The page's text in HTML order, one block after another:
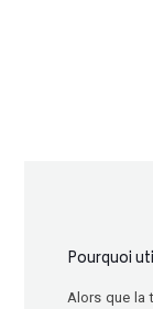
Pourquoi
Alors que la